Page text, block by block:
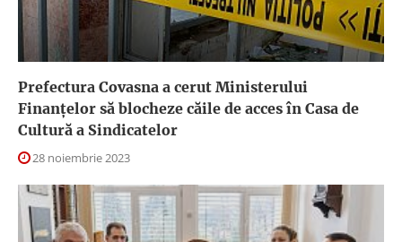
Prefectura Covasna a cerut Ministerului
Finanțelor să blocheze căile de acces în Casa de
Cultură a Sindicatelor
28 noiembrie 2023